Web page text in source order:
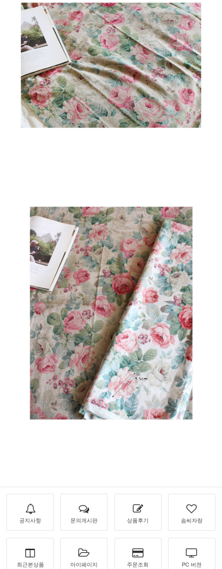
공지사항 문의게시판 상품후기 솜씨자랑
최근본상품 마이페이지 주문조회 PC 버젼